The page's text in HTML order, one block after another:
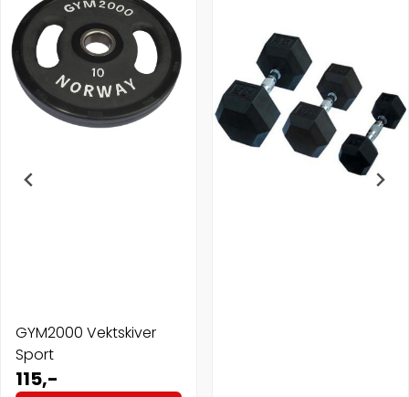
GYM2000 Vektskiver
Sport
115,-